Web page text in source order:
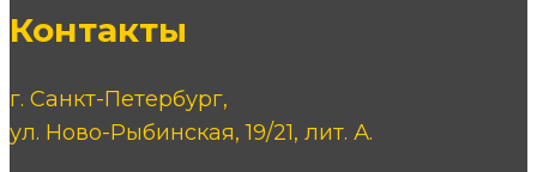
Контакты
г. Санкт-Петербург,
ул. Ново-Рыбинская, 19/21, лит. А.